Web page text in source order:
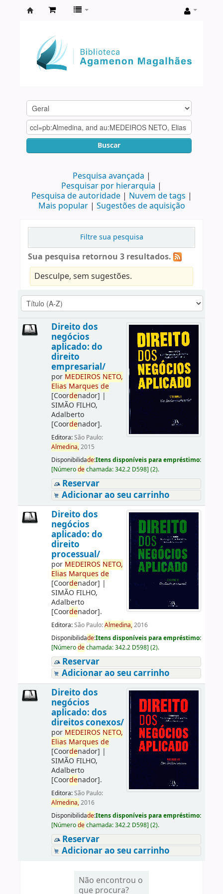
Agamenon
Magalhães
Buscar
Pesquisa avançada
Pesquisar por hierarquia
Pesquisa de autoridade
Nuvem de tags
Mais popular
Sugestões de aquisição
Filtre sua pesquisa
Sua pesquisa retornou 3 resultados.
Desculpe, sem sugestões.
Direito dos
negócios
aplicado: do
direito
empresarial/
por MEDEIROS NETO,
Elias Marques de
[Coordenador] |
SIMÃO FILHO,
Adalberto
[Coordenador].
Editora:São Paulo:
Almedina,2015
Disponibilidade:Itens disponíveis para empréstimo:
[Númerodechamada:342.2 D598] (2).
Reservar
Adicionar ao seu carrinho
Direito dos
negócios
aplicado: do
direito
processual/
por MEDEIROS NETO,
Elias Marques de
[Coordenador] |
SIMÃO FILHO,
Adalberto
[Coordenador].
Editora:São Paulo:Almedina,2016
Disponibilidade:Itens disponíveis para empréstimo:
[Númerodechamada:342.2 D598] (2).
Reservar
Adicionar ao seu carrinho
Direito dos
negócios
aplicado: dos
direitos conexos/
por MEDEIROS NETO,
Elias Marques de
[Coordenador] |
SIMÃO FILHO,
Adalberto
[Coordenador].
Editora:São Paulo:
Almedina,2016
Disponibilidade:Itens disponíveis para empréstimo:
[Númerodechamada:342.2 D598] (2).
Reservar
Adicionar ao seu carrinho
Não encontrou o
que procura?